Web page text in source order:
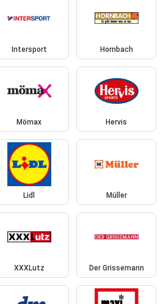
Intersport Hornbach
Mömax Hervis
Lidl Müller
XXXLutz Der Grissemann